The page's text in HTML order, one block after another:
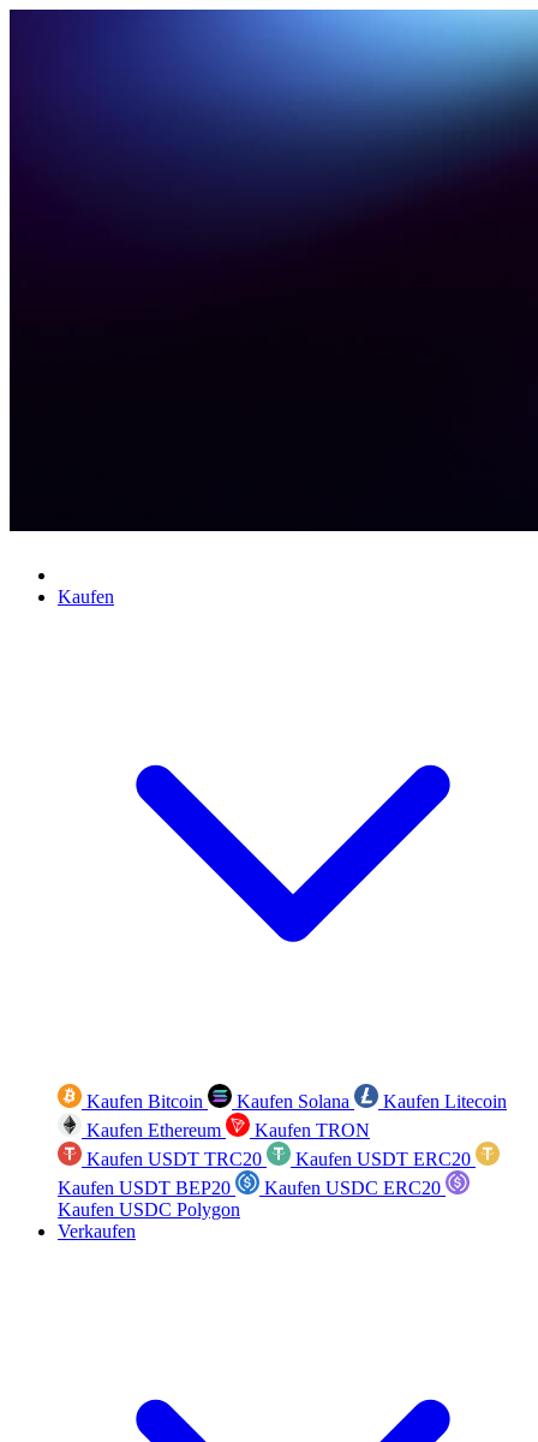
Kaufen
Kaufen Bitcoin Kaufen Solana
Kaufen Litecoin
Kaufen Ethereum
Kaufen TRON
Kaufen USDT TRC20
Kaufen USDT ERC20
Kaufen USDT BEP20
Kaufen USDC ERC20
Kaufen USDC Polygon
Verkaufen